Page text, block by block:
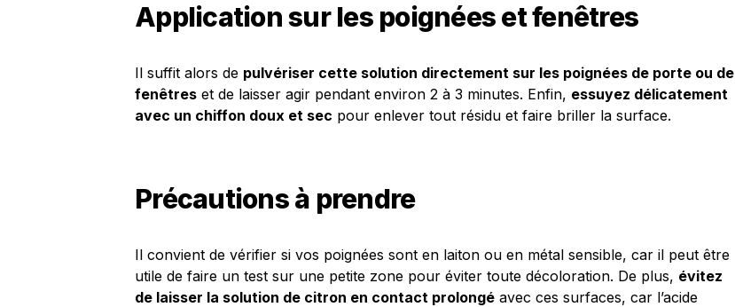
Application sur les poignées et fenêtres
Il suffit alors de pulvériser cette solution directement sur les poignées de porte ou de
fenêtres et de laisser agir pendant environ 2 à 3 minutes. Enfin, essuyez délicatement
avec un chiffon doux et sec pour enlever tout résidu et faire briller la surface.
Précautions à prendre
Il convient de vérifier si vos poignées sont en laiton ou en métal sensible, car il peut être
utile de faire un test sur une petite zone pour éviter toute décoloration. De plus, évitez
de laisser la solution de citron en contact prolongé avec ces surfaces, car l’acide